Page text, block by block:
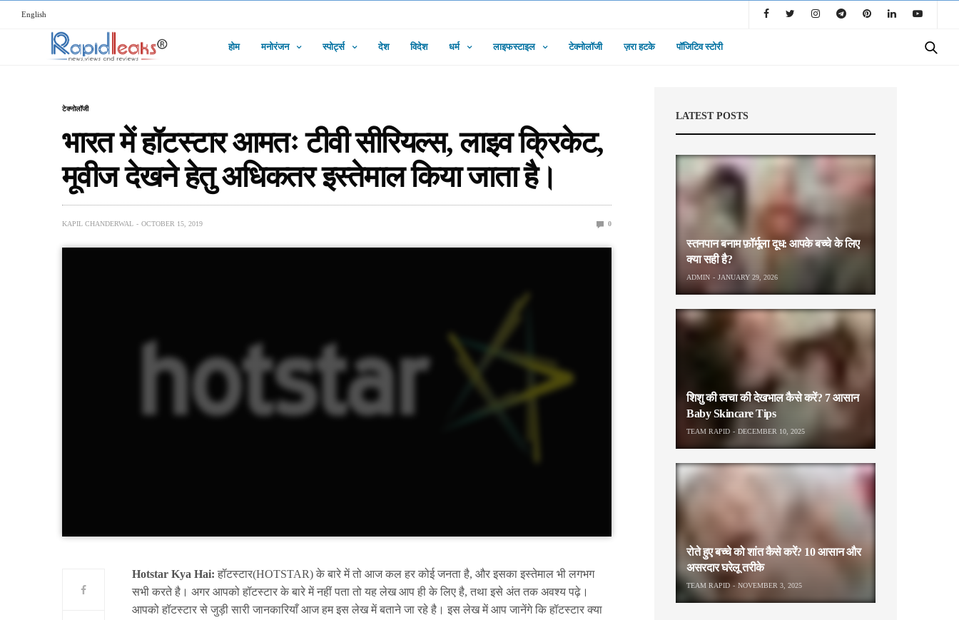
English
होम मनोरंजन स्पोर्ट्स देश विदेश धर्म लाइफस्टाइल टेक्नोलॉजी ज़रा हटके पॉजिटिव स्टोरी
टेक्नोलॉजी
भारत में हॉटस्टार आमतः टीवी सीरियल्स, लाइव क्रिकेट,
मूवीज देखने हेतु अधिकतर इस्तेमाल किया जाता है।
KAPIL CHANDERWAL OCTOBER 15, 2019 0
Hotstar Kya Hai: हॉटस्टार(HOTSTAR) के बारे में तो आज कल हर कोई जनता है, और इसका इस्तेमाल भी लगभग
सभी करते है। अगर आपको हॉटस्टार के बारे में नहीं पता तो यह लेख आप ही के लिए है, तथा इसे अंत तक अवश्य पढ़े।
आपको हॉटस्टार से जुड़ी सारी जानकारियाँ आज हम इस लेख में बताने जा रहे है। इस लेख में आप जानेंगे कि हॉटस्टार क्या
LATEST POSTS
स्तनपान बनाम फ़ॉर्मूला दूध: आपके बच्चे के लिए
क्या सही है?
ADMIN JANUARY 29, 2026
शिशु की त्वचा की देखभाल कैसे करें? 7 आसान
Baby Skincare Tips
TEAM RAPID DECEMBER 10, 2025
रोते हुए बच्चे को शांत कैसे करें? 10 आसान और
असरदार घरेलू तरीके
TEAM RAPID NOVEMBER 3, 2025